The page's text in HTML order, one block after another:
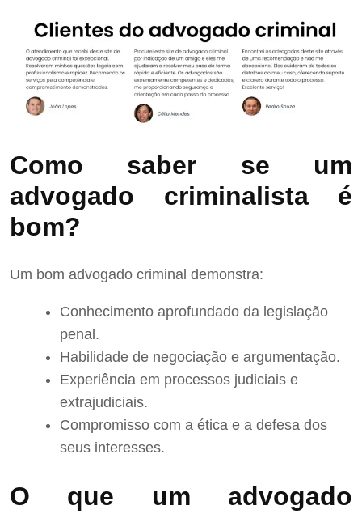
Como saber se um
advogado criminalista é
bom?
Um bom advogado criminal demonstra:
Conhecimento aprofundado da legislação
penal.
Habilidade de negociação e argumentação.
Experiência em processos judiciais e
extrajudiciais.
Compromisso com a ética e a defesa dos
seus interesses.
O que um advogado